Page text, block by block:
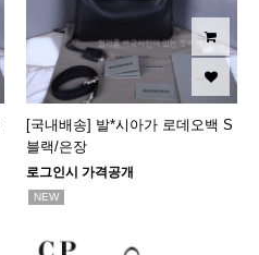
[국내배송] 발*시아가 로데오백 S
블랙/은장
로그인시 가격공개
NEW